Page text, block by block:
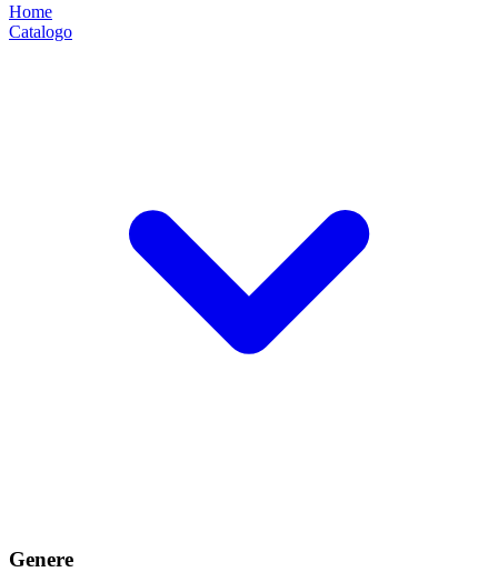
Home
Catalogo
Genere